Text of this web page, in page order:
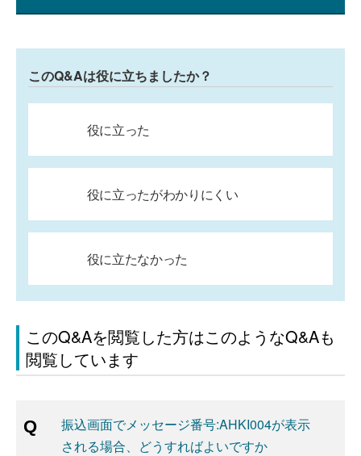
このQ&Aは役に立ちましたか？
役に立った
役に立ったがわかりにくい
役に立たなかった
このQ&Aを閲覧した方はこのようなQ&Aも
閲覧しています
振込画面でメッセージ番号:AHKI004が表示
される場合、どうすればよいですか